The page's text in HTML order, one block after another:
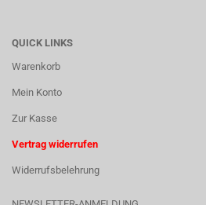
QUICK LINKS
Warenkorb
Mein Konto
Zur Kasse
Vertrag widerrufen
Widerrufsbelehrung